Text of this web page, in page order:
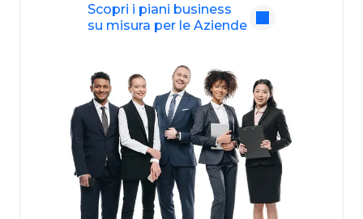
Scopri i piani business
su misura per le Aziende